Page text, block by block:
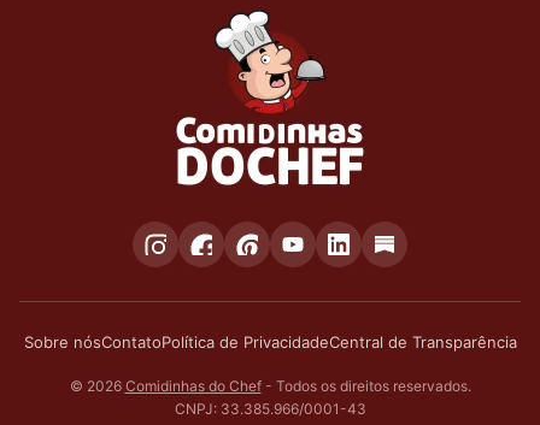
Sobre nósContatoPolítica de PrivacidadeCentral de Transparência
© 2026 Comidinhas do Chef- Todos os direitos reservados.
CNPJ: 33.385.966/0001-43